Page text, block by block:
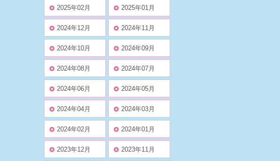
2025年02月 2025年01月
2024年12月 2024年11月
2024年10月 2024年09月
2024年08月 2024年07月
2024年06月 2024年05月
2024年04月 2024年03月
2024年02月 2024年01月
2023年12月 2023年11月